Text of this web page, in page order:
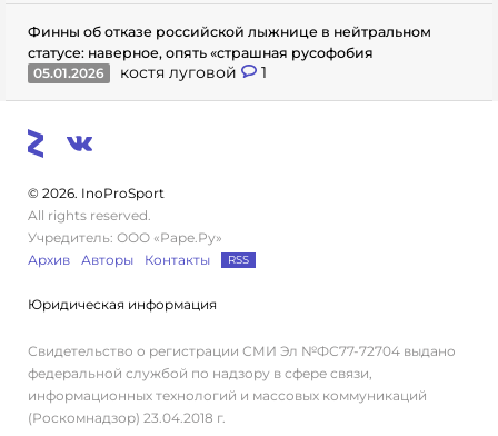
Финны об отказе российской лыжнице в нейтральном
статусе: наверное, опять «страшная русофобия
05.01.2026
костя луговой 1
© 2026. InoProSport
All rights reserved.
Учредитель: ООО «Раре.Ру»
Архив
Авторы Контакты RSS
Юридическая информация
Свидетельство о регистрации СМИ Эл №ФС77-72704 выдано
федеральной службой по надзору в сфере связи,
информационных технологий и массовых коммуникаций
(Роскомнадзор) 23.04.2018 г.